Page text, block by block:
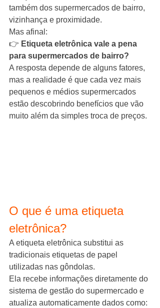
também dos supermercados de bairro,
vizinhança e proximidade.
Mas afinal:
👉 Etiqueta eletrônica vale a pena
para supermercados de bairro?
A resposta depende de alguns fatores,
mas a realidade é que cada vez mais
pequenos e médios supermercados
estão descobrindo benefícios que vão
muito além da simples troca de preços.
O que é uma etiqueta
eletrônica?
A etiqueta eletrônica substitui as
tradicionais etiquetas de papel
utilizadas nas gôndolas.
Ela recebe informações diretamente do
sistema de gestão do supermercado e
atualiza automaticamente dados como: